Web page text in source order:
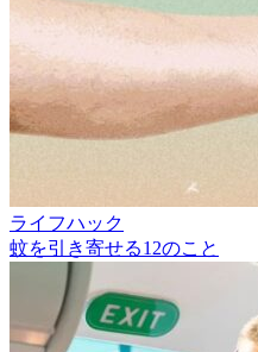
ライフハック
蚊を引き寄せる12のこと